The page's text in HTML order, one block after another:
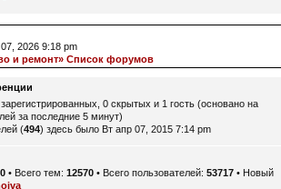
2026 9:18 pm
и ремонт» Список форумов
0 скрытых и 1 гость (основано на
за последние 5 минут)
(494) здесь было Вт апр 07, 2015 7:14 pm
• Всего тем: 12570 • Всего пользователей: 53717 • Новый